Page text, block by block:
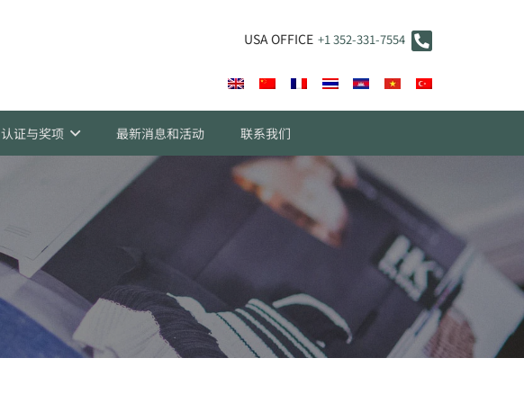
USA OFFICE +1 352-331-7554
认证与奖项 最新消息和活动 联系我们